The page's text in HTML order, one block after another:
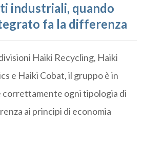
industriali, quando
fa la differenza
Haiki Recycling, Haiki
e Haiki Cobat, il gruppo è in
correttamente ogni tipologia di
ai principi di economia